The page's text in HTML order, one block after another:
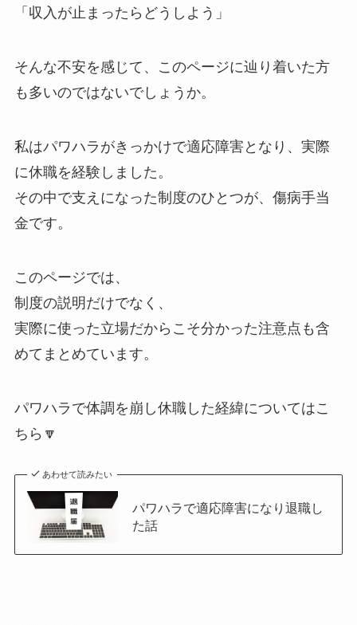
「収入が止まったらどうしよう」
そんな不安を感じて、このページに辿り着いた方
も多いのではないでしょうか。
私はパワハラがきっかけで適応障害となり、実際
に休職を経験しました。
その中で支えになった制度のひとつが、傷病手当
金です。
このページでは、
制度の説明だけでなく、
実際に使った立場だからこそ分かった注意点も含
めてまとめています。
パワハラで体調を崩し休職した経緯についてはこ
ちら🔽
あわせて読みたい
パワハラで適応障害になり退職し
た話